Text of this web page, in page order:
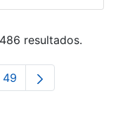
resultados.
intermedias Use
Página
49